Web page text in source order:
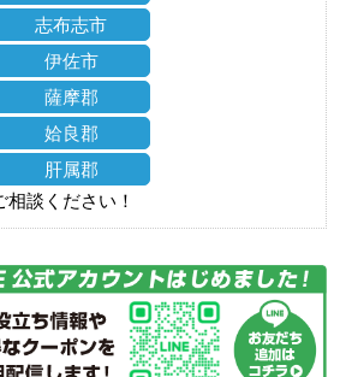
志布志市
伊佐市
薩摩郡
姶良郡
肝属郡
談ください！